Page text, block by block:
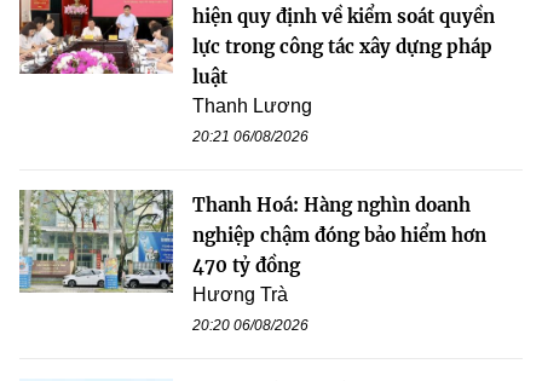
hiện quy định về kiểm soát quyền
lực trong công tác xây dựng pháp
luật
Thanh Lương
20:21 06/08/2026
Thanh Hoá: Hàng nghìn doanh
nghiệp chậm đóng bảo hiểm hơn
470 tỷ đồng
Hương Trà
20:20 06/08/2026